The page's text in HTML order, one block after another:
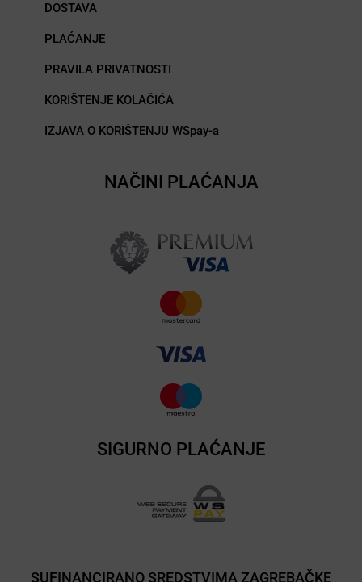
DOSTAVA
PLAĆANJE
PRAVILA PRIVATNOSTI
KORIŠTENJE KOLAČIĆA
IZJAVA O KORIŠTENJU WSpay-a
NAČINI PLAĆANJA
SIGURNO PLAĆANJE
SUFINANCIRANO SREDSTVIMA ZAGREBAČKE